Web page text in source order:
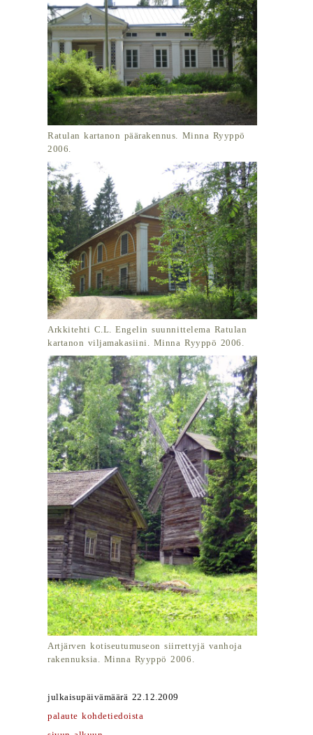
Ratulan kartanon päärakennus. Minna Ryyppö
2006.
Arkkitehti C.L. Engelin suunnittelema Ratulan
kartanon viljamakasiini. Minna Ryyppö 2006.
Artjärven kotiseutumuseon siirrettyjä vanhoja
rakennuksia. Minna Ryyppö 2006.
julkaisupäivämäärä 22.12.2009
palaute kohdetiedoista